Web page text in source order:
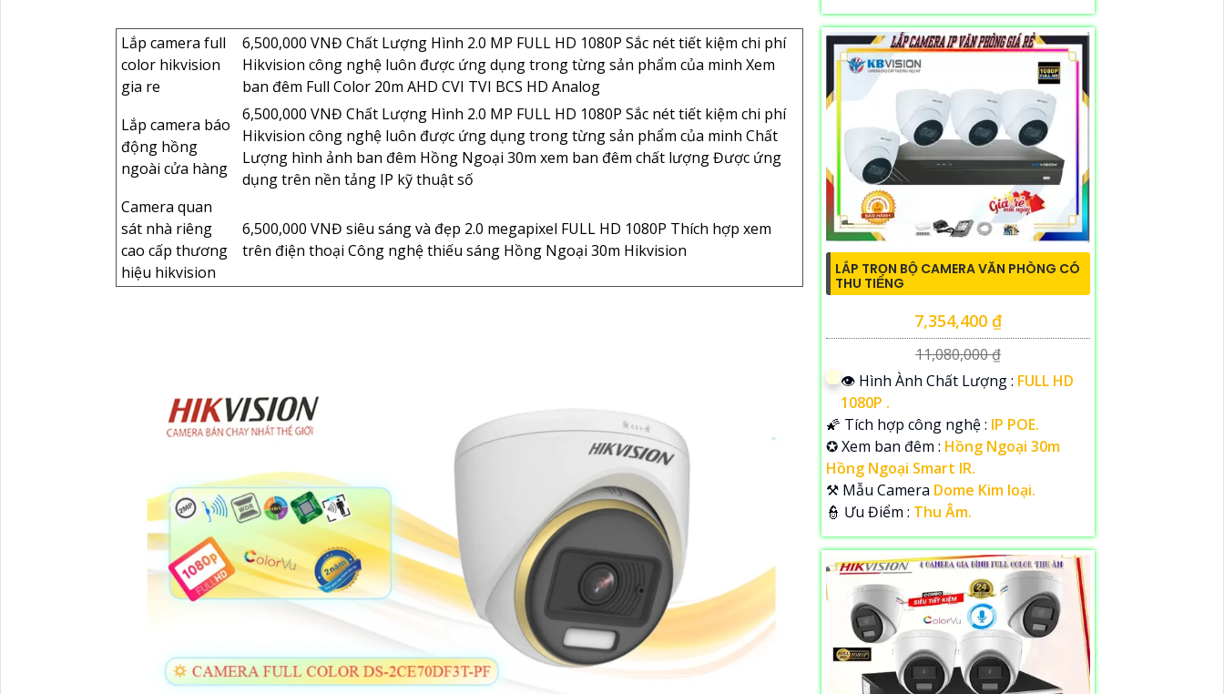
Lắp camera full
color hikvision
gia re
6,500,000 VNĐ Chất Lượng Hình 2.0 MP FULL HD 1080P Sắc nét tiết kiệm chi phí
Hikvision công nghệ luôn được ứng dụng trong từng sản phẩm của minh Xem
ban đêm Full Color 20m AHD CVI TVI BCS HD Analog
Lắp camera báo
động hồng
ngoài cửa hàng
6,500,000 VNĐ Chất Lượng Hình 2.0 MP FULL HD 1080P Sắc nét tiết kiệm chi phí
Hikvision công nghệ luôn được ứng dụng trong từng sản phẩm của minh Chất
Lượng hình ảnh ban đêm Hồng Ngoại 30m xem ban đêm chất lượng Được ứng
dụng trên nền tảng IP kỹ thuật số
Camera quan
sát nhà riêng
cao cấp thương
hiệu hikvision
6,500,000 VNĐ siêu sáng và đẹp 2.0 megapixel FULL HD 1080P Thích hợp xem
trên điện thoại Công nghệ thiếu sáng Hồng Ngoại 30m Hikvision
LẮP TRỌN BỘ CAMERA VĂN PHÒNG CÓ
THU TIẾNG
7,354,400 ₫
11,080,000 ₫
👁 Hình Ành Chất Lượng : FULL HD
1080P .
🌠 Tích hợp công nghệ : IP POE.
✪ Xem ban đêm : Hồng Ngoại 30m
Hồng Ngoại Smart IR.
⚒ Mẫu Camera Dome Kim loại.
️👮 Ưu Điểm : Thu Âm.